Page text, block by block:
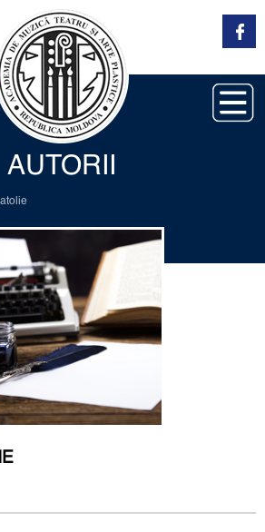
AUTORII